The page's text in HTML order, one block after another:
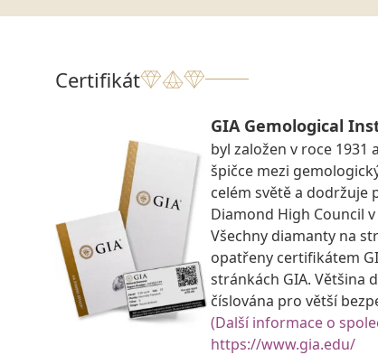
Certifikát
GIA Gemological
byl založen v roce 1931
špičce mezi
celém světě a dodržuje
Diamond High Council
Všechny diamanty na
opatřeny certifikátem
stránkách GIA. Většina
číslována pro větší
(Další informace o
https://www.gia.edu/